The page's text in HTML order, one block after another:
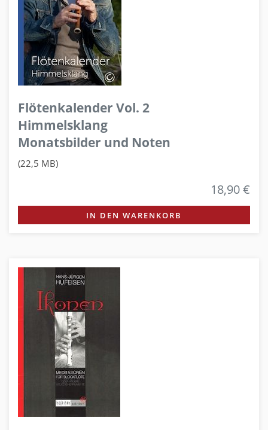
Flötenkalender Vol. 2
Himmelsklang
Monatsbilder und Noten
(22,5 MB)
18,90 €
IN DEN WARENKORB